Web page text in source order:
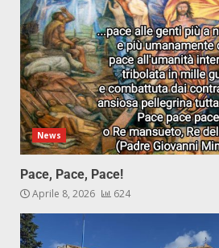
News
Pace, Pace, Pace!
Aprile 8, 2026 624